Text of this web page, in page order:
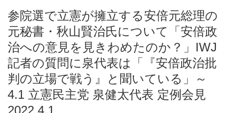
参院選で立憲が擁立する安倍元総理の
元秘書・秋山賢治氏について「安倍政
治への意見を見きわめたのか？」IWJ
記者の質問に泉代表は「『安倍政治批
判の立場で戦う』と聞いている」～
4.1 立憲民主党 泉健太代表 定例会見
2022.4.1